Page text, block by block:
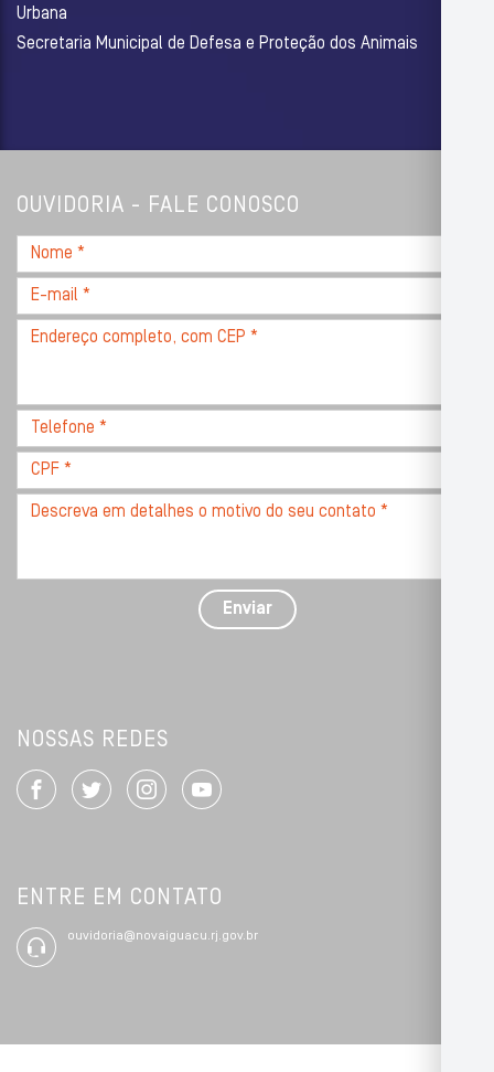
Urbana
Secretaria Municipal de Defesa e Proteção dos Animais
OUVIDORIA - FALE CONOSCO
Nome
*
E-
mail
Endereço
CEP
Telefone
*
CPF
*
Descreva
com
Enviar
NOSSAS REDES
ENTRE EM CONTATO
ouvidoria@novaiguacu.rj.gov.br